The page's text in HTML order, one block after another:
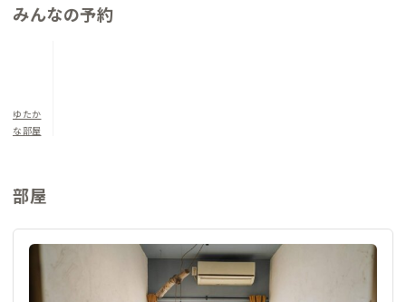
洗面台とトイレは2つずつあり、混みあわずに利用できます。浴
段下を利用した専用の収納スペースがあり、スーツケースを置く
のにも便利です。壁に服をかけられる仕様になっており、奥は本
お部屋で、リビングで、家から徒歩5分の距離にある家守夫妻運
営のコワーキングスペースで、とその日の気分で仕事場所を選ぶ
みんなの予約
ゆたか
な部屋
部屋